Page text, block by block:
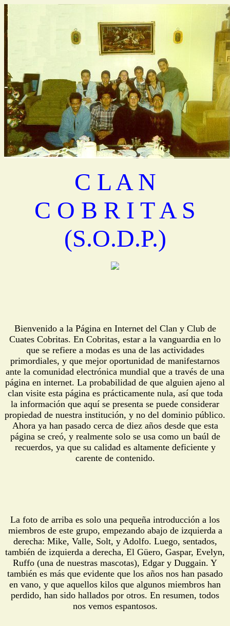
C L A N
C O B R I T A S
(S.O.D.P.)
Bienvenido a la Página en Internet del Clan y Club de
Cuates Cobritas. En Cobritas, estar a la vanguardia en lo
que se refiere a modas es una de las actividades
primordiales, y que mejor oportunidad de manifestarnos
ante la comunidad electrónica mundial que a través de una
página en internet. La probabilidad de que alguien ajeno al
clan visite esta página es prácticamente nula, así que toda
la información que aquí se presenta se puede considerar
propiedad de nuestra institución, y no del dominio público.
Ahora ya han pasado cerca de diez años desde que esta
página se creó, y realmente solo se usa como un baúl de
recuerdos, ya que su calidad es altamente deficiente y
carente de contenido.
La foto de arriba es solo una pequeña introducción a los
miembros de este grupo, empezando abajo de izquierda a
derecha: Mike, Valle, Solt, y Adolfo. Luego, sentados,
también de izquierda a derecha, El Güero, Gaspar, Evelyn,
Ruffo (una de nuestras mascotas), Edgar y Duggain. Y
también es más que evidente que los años nos han pasado
en vano, y que aquellos kilos que algunos miembros han
perdido, han sido hallados por otros. En resumen, todos
nos vemos espantosos.